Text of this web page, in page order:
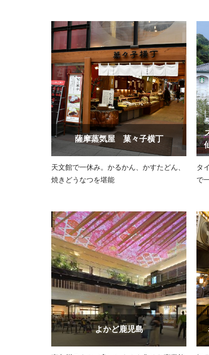
薩摩蒸気屋 菓々子横丁
天文館で一休み。かるかん、かすたどん、
焼きどうなつを堪能
タ
で
よかど鹿児島